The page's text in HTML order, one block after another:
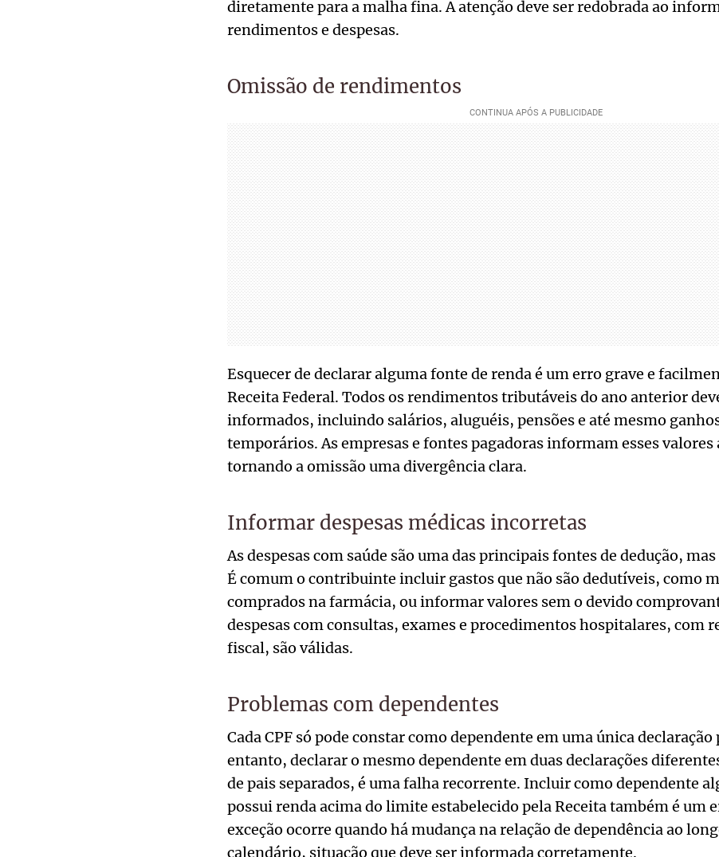
diretamente para a malha fina. A atenção deve ser redobrada ao
rendimentos e despesas.
Omissão de rendimentos
Esquecer de declarar alguma fonte de renda é um erro grave e
Receita Federal. Todos os rendimentos tributáveis do ano anterior
informados, incluindo salários, aluguéis, pensões e até mesmo
temporários. As empresas e fontes pagadoras informam esses valores
tornando a omissão uma divergência clara.
Informar despesas médicas incorretas
As despesas com saúde são uma das principais fontes de dedução,
É comum o contribuinte incluir gastos que não são dedutíveis, como
comprados na farmácia, ou informar valores sem o devido
despesas com consultas, exames e procedimentos hospitalares, com
fiscal, são válidas.
Problemas com dependentes
Cada CPF só pode constar como dependente em uma única declaração
entanto, declarar o mesmo dependente em duas declarações
de pais separados, é uma falha recorrente. Incluir como dependente
possui renda acima do limite estabelecido pela Receita também é um
exceção ocorre quando há mudança na relação de dependência ao
calendário, situação que deve ser informada corretamente.